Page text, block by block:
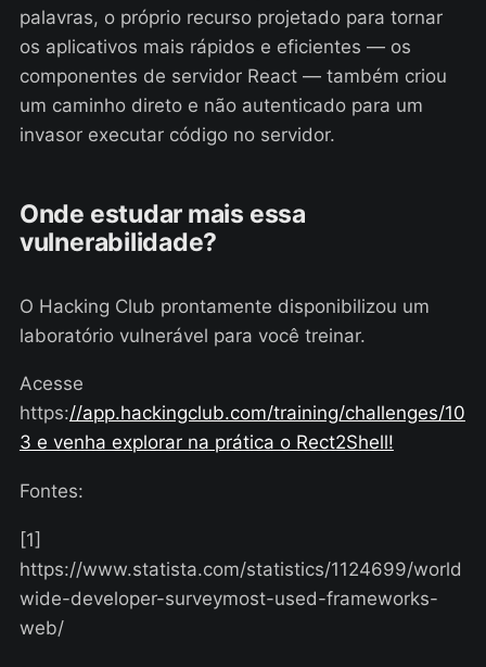
palavras, o próprio recurso projetado para tornar
os aplicativos mais rápidos e eficientes — os
componentes de servidor React — também criou
um caminho direto e não autenticado para um
invasor executar código no servidor.
Onde estudar mais essa
vulnerabilidade?
O Hacking Club prontamente disponibilizou um
laboratório vulnerável para você treinar.
Acesse
https://app.hackingclub.com/training/challenges/10
3 e venha explorar na prática o Rect2Shell!
Fontes:
[1]
https://www.statista.com/statistics/1124699/world
wide-developer-surveymost-used-frameworks-
web/